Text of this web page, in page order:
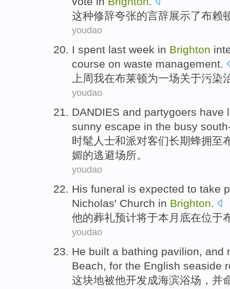
这种修辞夸张的言辞展示了布赖
youdao
I spent last week in Brighton
course on waste management.
上周我在布莱顿为一场关于污染
youdao
DANDIES and partygoers have
sunny escape in the busy
时髦人士和派对客们长期蜂拥至
媚的逃避场所。
youdao
His funeral is expected to take
Nicholas' Church in Brighton.
他的葬礼预计将于本月底在位于
youdao
He built a bathing pavilion, and
Beach , for the English seaside
这块地被他开发成海滨浴场 ， 并